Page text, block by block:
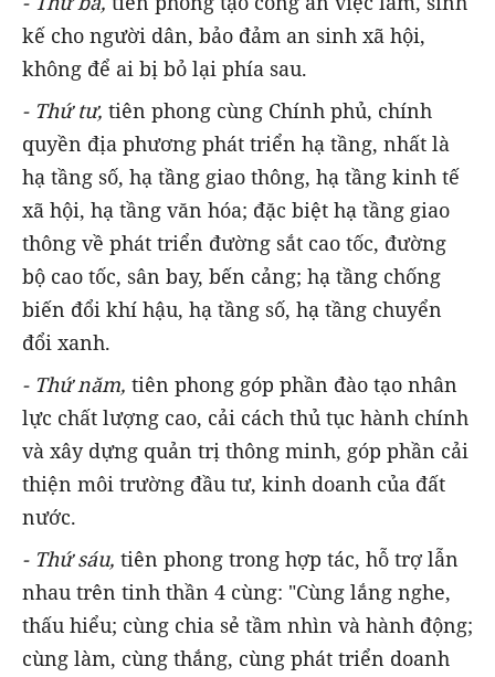
kế cho người dân, bảo đảm an sinh xã hội,
không để ai bị bỏ lại phía sau.
- Thứ tư, tiên phong cùng Chính phủ, chính
quyền địa phương phát triển hạ tầng, nhất là
hạ tầng số, hạ tầng giao thông, hạ tầng kinh tế
xã hội, hạ tầng văn hóa; đặc biệt hạ tầng giao
thông về phát triển đường sắt cao tốc, đường
bộ cao tốc, sân bay, bến cảng; hạ tầng chống
biến đổi khí hậu, hạ tầng số, hạ tầng chuyển
đổi xanh.
- Thứ năm, tiên phong góp phần đào tạo nhân
lực chất lượng cao, cải cách thủ tục hành chính
và xây dựng quản trị thông minh, góp phần cải
thiện môi trường đầu tư, kinh doanh của đất
nước.
- Thứ sáu, tiên phong trong hợp tác, hỗ trợ lẫn
nhau trên tinh thần 4 cùng: "Cùng lắng nghe,
thấu hiểu; cùng chia sẻ tầm nhìn và hành động;
cùng làm, cùng thắng, cùng phát triển doanh